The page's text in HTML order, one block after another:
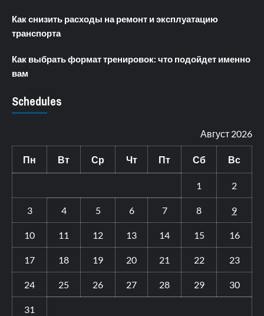
Как снизить расходы на ремонт и эксплуатацию
транспорта
Как выбрать формат тренировок: что подойдет именно
вам
Schedules
Август 2026
Пн Вт Ср Чт Пт Сб Вс
1 2
3 4 5 6 7 8 9
10 11 12 13 14 15 16
17 18 19 20 21 22 23
24 25 26 27 28 29 30
31